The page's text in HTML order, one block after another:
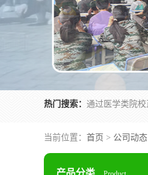
热门搜索：
当前位置： 首页 > 公司动态
产品分类